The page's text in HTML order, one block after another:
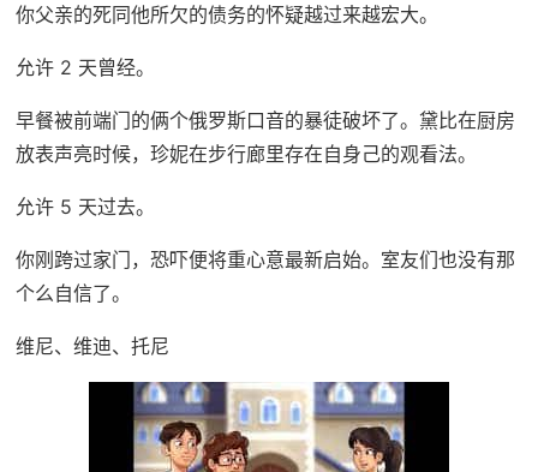
你父亲的死同他所欠的债务的怀疑越过来越宏大。
允许 2 天曾经。
早餐被前端门的俩个俄罗斯口音的暴徒破坏了。黛比在厨房
放表声亮时候，珍妮在步行廊里存在自身己的观看法。
允许 5 天过去。
你刚跨过家门，恐吓便将重心意最新启始。室友们也没有那
个么自信了。
维尼、维迪、托尼